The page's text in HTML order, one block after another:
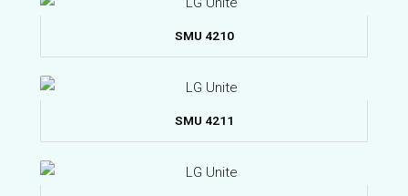
SMU 4210
SMU 4211